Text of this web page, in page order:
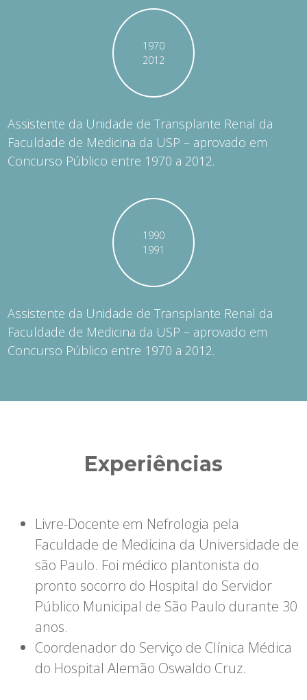
1970
2012
Assistente da Unidade de Transplante Renal da
Faculdade de Medicina da USP – aprovado em
Concurso Público entre 1970 a 2012.
1990
1991
Assistente da Unidade de Transplante Renal da
Faculdade de Medicina da USP – aprovado em
Concurso Público entre 1970 a 2012.
Experiências
Livre-Docente em Nefrologia pela
Faculdade de Medicina da Universidade de
são Paulo. Foi médico plantonista do
pronto socorro do Hospital do Servidor
Público Municipal de São Paulo durante 30
anos.
Coordenador do Serviço de Clínica Médica
do Hospital Alemão Oswaldo Cruz.